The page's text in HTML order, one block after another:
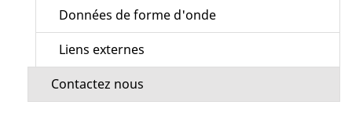
Données de forme d'onde
Liens externes
Contactez nous